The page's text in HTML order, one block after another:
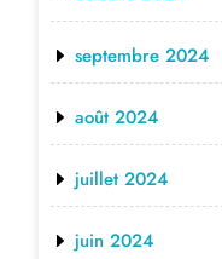
septembre 2024
août 2024
juillet 2024
juin 2024